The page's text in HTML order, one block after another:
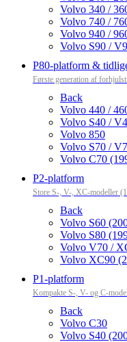
Volvo 340 /
Volvo 740 /
Volvo 940 /
Volvo S90 /
P80-platform &
Første generation af
Back
Volvo 440 /
Volvo S40 /
Volvo 850
Volvo S70 /
Volvo C70
P2-platform
Store S-, V-, XC-modeller
Back
Volvo S60
Volvo S80
Volvo V70 /
Volvo XC90
P1-platform
Kompakte S-, V- og C-
Back
Volvo C30
Volvo S40